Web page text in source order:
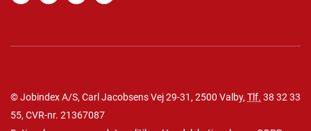
© Jobindex A/S, Carl Jacobsens Vej 29-31, 2500 Valby, Tlf. 38 32 33
55, CVR-nr. 21367087